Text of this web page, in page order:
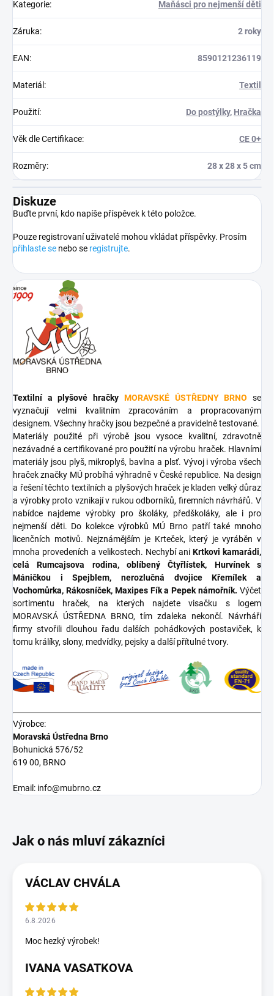
Kategorie: Maňásci pro nejmenší děti
Záruka: 2 roky
EAN: 8590121236119
Materiál : Textil
Použití: Do postýlky, Hračka
Věk dle Certifikace: CE 0+
Rozměry: 28 x 28 x 5 cm
Diskuze
Buďte první, kdo napíše příspěvek k této položce.
Pouze registrovaní uživatelé mohou vkládat příspěvky. Prosím
přihlaste se nebo se registrujte.
Textilní a plyšové hračky MORAVSKÉ ÚSTŘEDNY BRNO se
vyznačují velmi kvalitním zpracováním a propracovaným
designem. Všechny hračky jsou bezpečné a pravidelně testované.
Materiály použité při výrobě jsou vysoce kvalitní, zdravotně
nezávadné a certifikované pro použití na výrobu hraček. Hlavními
materiály jsou plyš, mikroplyš, bavlna a plsť. Vývoj i výroba všech
hraček značky MÚ probíhá výhradně v České republice. Na design
a řešení těchto textilních a plyšových hraček je kladen velký důraz
a výrobky proto vznikají v rukou odborníků, firemních návrhářů. V
nabídce najdeme výrobky pro školáky, předškoláky, ale i pro
nejmenší děti. Do kolekce výrobků MÚ Brno patří také mnoho
licenčních motivů. Nejznámějším je Krteček, který je vyráběn v
mnoha provedeních a velikostech. Nechybí ani Krtkovi kamarádi,
celá Rumcajsova rodina, oblíbený Čtyřlístek, Hurvínek s
Máničkou i Spejblem, nerozlučná dvojice Křemílek a
Vochomůrka, Rákosníček, Maxipes Fík a Pepek námořník. Výčet
sortimentu hraček, na kterých najdete visačku s logem
MORAVSKÁ ÚSTŘEDNA BRNO, tím zdaleka nekončí. Návrháři
firmy stvořili dlouhou řadu dalších pohádkových postaviček, k
tomu králíky, slony, medvídky, pejsky a další přítulné tvory.
Výrobce:
Moravská Ústředna Brno
Bohunická 576/52
619 00, BRNO
Email: info@mubrno.cz
VÁCLAV CHVÁLA
6.8.2026
Moc hezký výrobek!
IVANA VASATKOVA